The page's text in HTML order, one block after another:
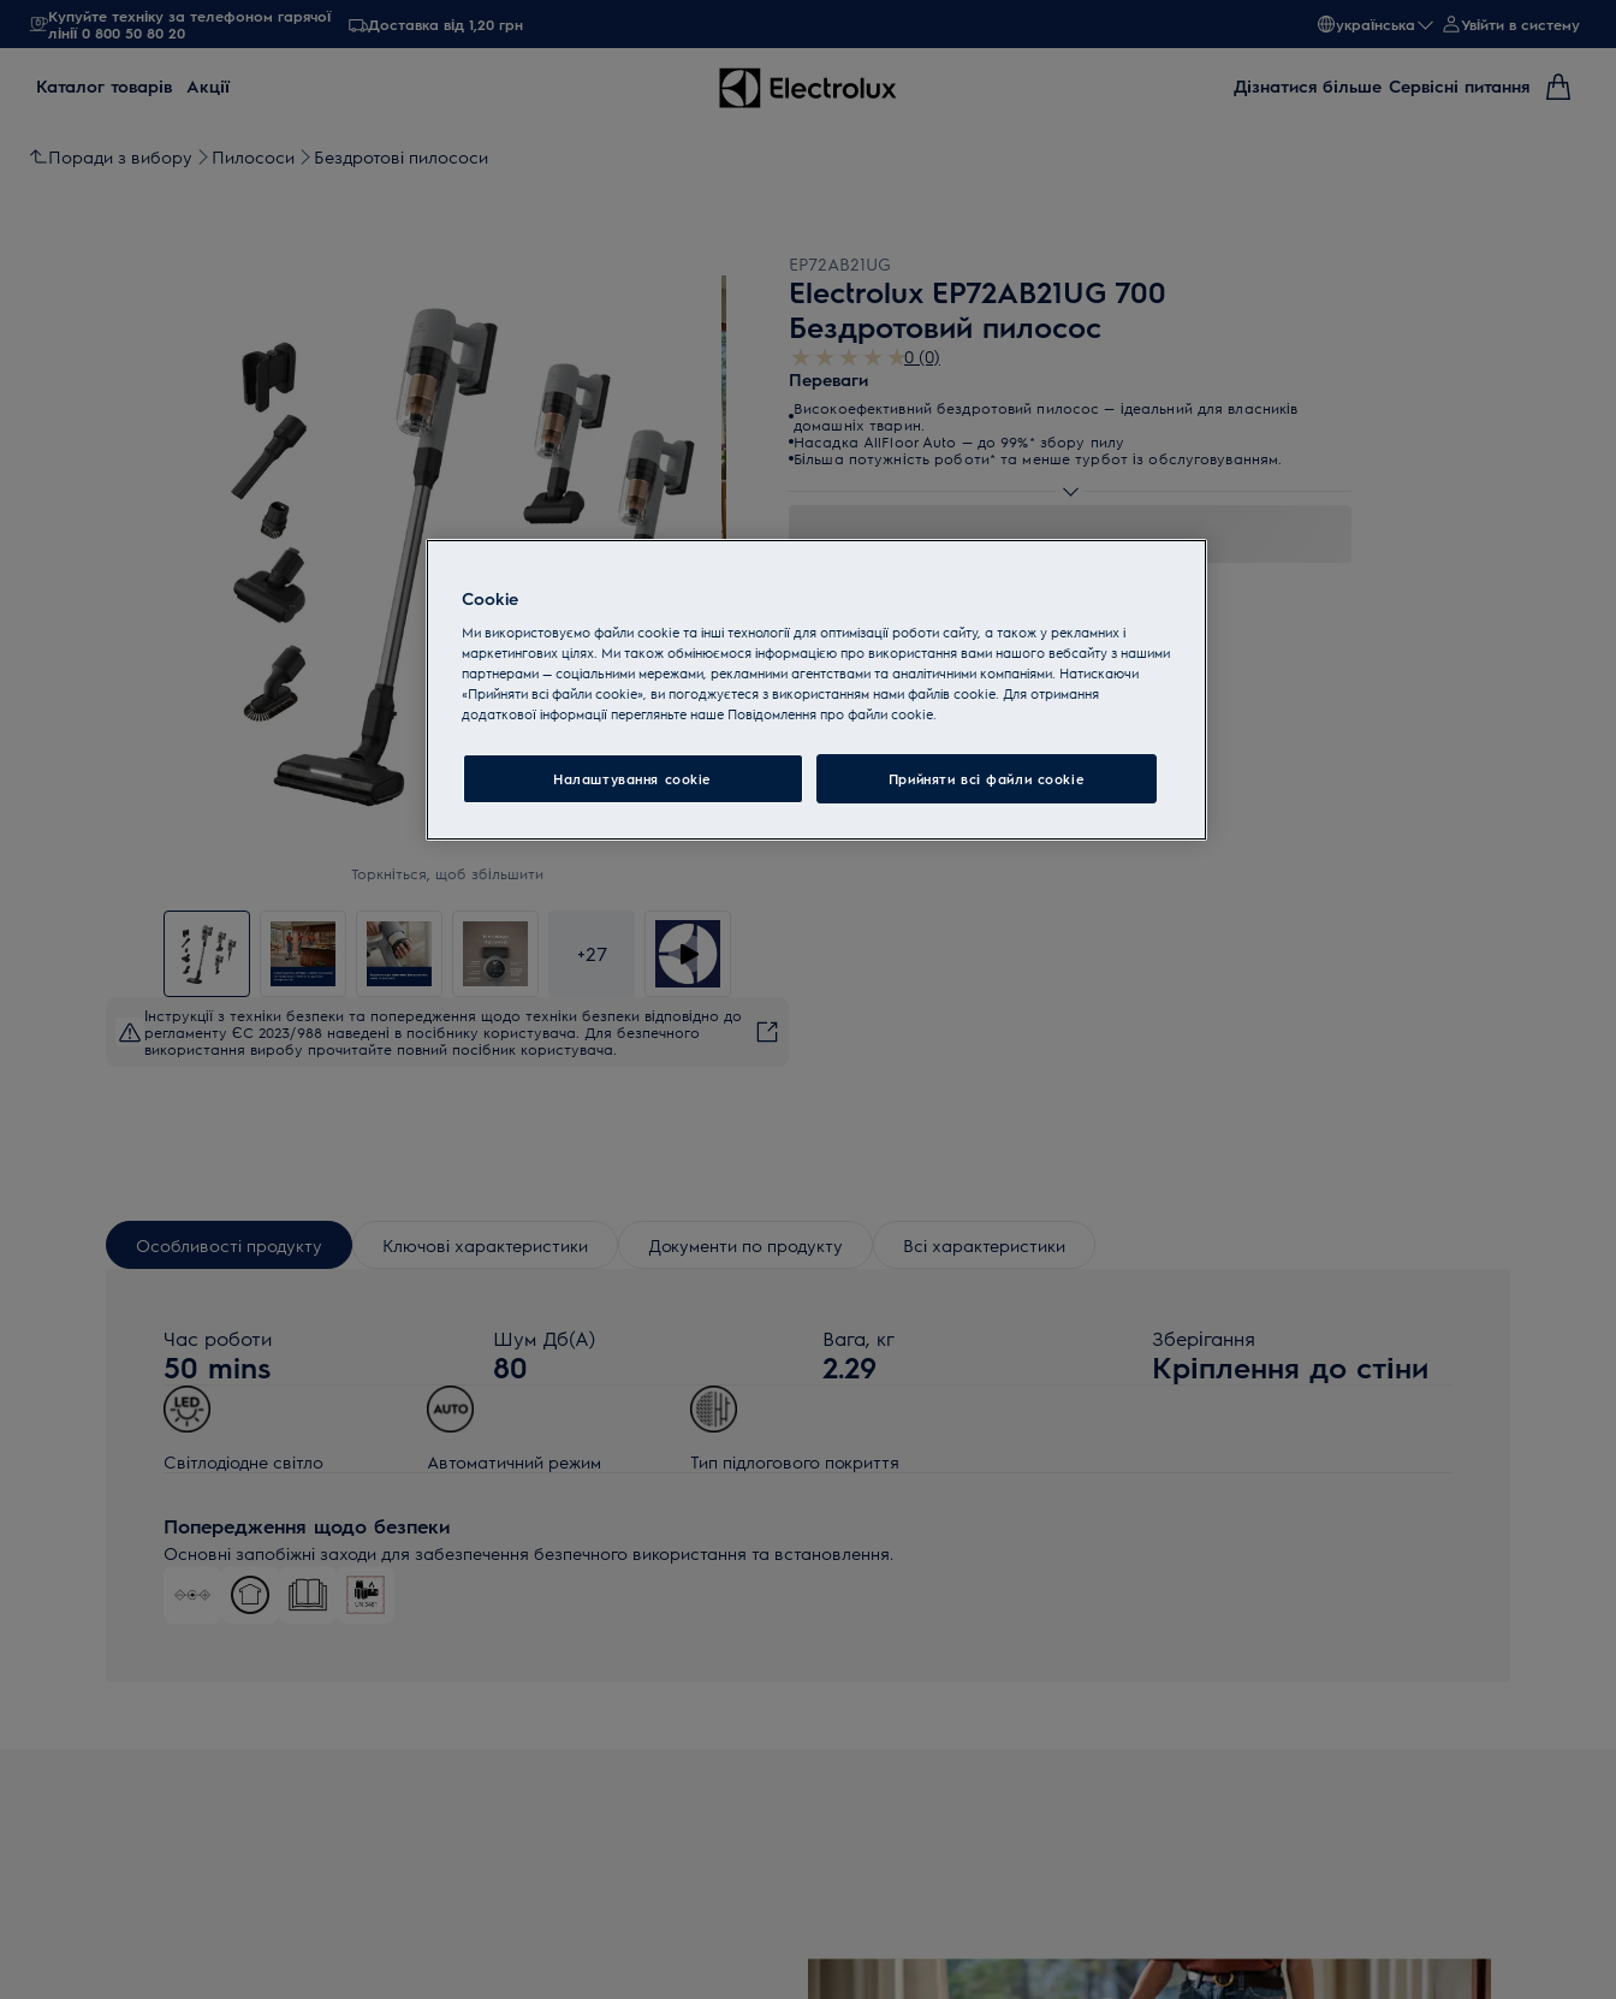
Купуйте техніку за телефоном гарячої
лінії 0 800 50 80 20
Доставка від 1,20 грн українська Увійти в систему
Каталог товарів Акції Дізнатися більше Сервісні питання
Поради з вибору Пилососи Бездротові пилососи
Торкніться, щоб збільшити
+27
Інструкції з техніки безпеки та попередження щодо техніки безпеки відповідно до
регламенту ЄС 2023/988 наведені в посібнику користувача. Для безпечного
використання виробу прочитайте повний посібник користувача.
EP72AB21UG
Electrolux EP72AB21UG 700
Бездротовий пилосос
0 (0)
Переваги
Високоефективний бездротовий пилосос — ідеальний для власників
домашніх тварин.
Насадка AllFloor Auto — до 99%* збору пилу
Більша потужність роботи* та менше турбот із обслуговуванням.
Особливості продукту Ключові характеристики Документи по продукту Всі характеристики
Час роботи
50 mins
Шум Дб(A)
80
Вага, кг
2.29
Зберігання
Кріплення до стіни
Світлодіодне світло Автоматичний режим Тип підлогового покриття
Попередження щодо безпеки
Основні запобіжні заходи для забезпечення безпечного використання та встановлення.
Cookie
Ми використовуємо файли cookie та інші технології для оптимізації роботи сайту, а також у рекламних і
маркетингових цілях. Ми також обмінюємося інформацією про використання вами нашого вебсайту з нашими
партнерами — соціальними мережами, рекламними агентствами та аналітичними компаніями. Натискаючи
«Прийняти всі файли cookie», ви погоджуєтеся з використанням нами файлів cookie. Для отримання
додаткової інформації перегляньте наше Пoвідомлення прo файли cookie.
Налаштування cookie Прийняти всі файли сookie